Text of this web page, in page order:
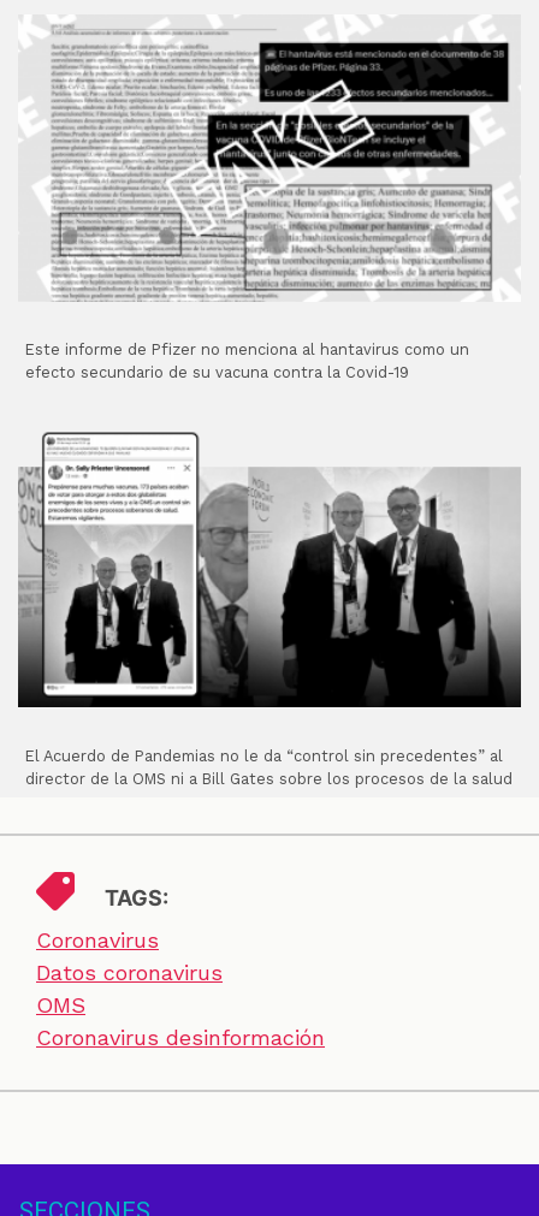
Este informe de Pfizer no menciona al hantavirus como un
efecto secundario de su vacuna contra la Covid-19
El Acuerdo de Pandemias no le da “control sin precedentes” al
director de la OMS ni a Bill Gates sobre los procesos de la salud
TAGS:
Coronavirus
Datos coronavirus
OMS
Coronavirus desinformación